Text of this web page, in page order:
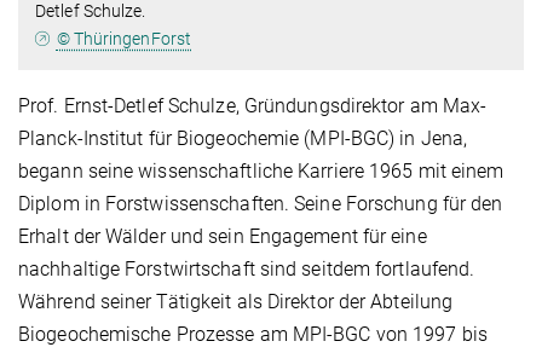
Detlef Schulze.
© ThüringenForst
Prof. Ernst-Detlef Schulze, Gründungsdirektor am Max-
Planck-Institut für Biogeochemie (MPI-BGC) in Jena,
begann seine wissenschaftliche Karriere 1965 mit einem
Diplom in Forstwissenschaften. Seine Forschung für den
Erhalt der Wälder und sein Engagement für eine
nachhaltige Forstwirtschaft sind seitdem fortlaufend.
Während seiner Tätigkeit als Direktor der Abteilung
Biogeochemische Prozesse am MPI-BGC von 1997 bis